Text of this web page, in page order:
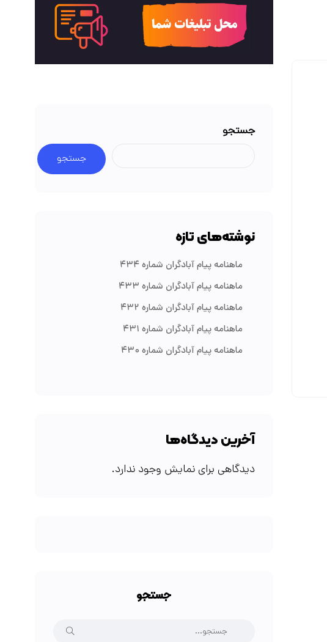
جستجو
جستجو
نوشته‌های تازه
ماهنامه پیام آبادگران شماره ۴۳۴
ماهنامه پیام آبادگران شماره ۴۳۳
ماهنامه پیام آبادگران شماره ۴۳۲
ماهنامه پیام آبادگران شماره ۴۳۱
ماهنامه پیام آبادگران شماره ۴۳۰
آخرین دیدگاه‌ها
دیدگاهی برای نمایش وجود ندارد.
جستجو